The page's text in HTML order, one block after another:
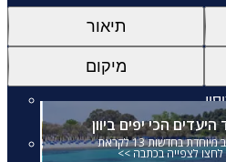
תיאור
מיקום
הכי יפים ביוון
שזכה גם לתשומת לב מיוחדת בחדשות 13 לקראת